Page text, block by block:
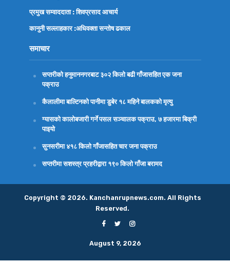
प्रमुख सम्वाददाता : शिवप्रसाद आचार्य
कानुनी सल्लाहकार :अधिवक्तासन्तोष ढकाल
समाचार
सप्तरीको हनुमाननगरबाट ३०२ किलो बढी गाँजासहित एक जना
पक्राउ
कैलालीमा बाल्टिनको पानीमा डुबेर १८ महिने बालकको मृत्यु
ग्यासको कालोबजारी गर्ने पसल सञ्चालक पक्राउ, ७ हजारमा बिक्री
पाइयो
सुनसरीमा ४१८ किलो गाँजासहित चार जना पक्राउ
सप्तरीमा सशस्त्र प्रहरीद्वारा १९० किलो गाँजा बरामद
Copyright © 2026. Kanchanrupnews.com. All Rights
Reserved.
August 9, 2026